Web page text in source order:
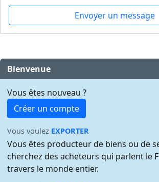
Envoyer un message
Bienvenue
Vous êtes nouveau ?
Créer un compte
Vous voulez EXPORTER
Vous êtes producteur de biens ou de
cherchez des acheteurs qui parlent le
travers le monde entier.